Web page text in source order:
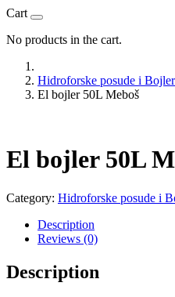
Cart
No products in the cart.
Hidroforske posude i
El bojler 50L Meboš
El bojler 50L
Category: Hidroforske posude i
Description
Reviews (0)
Description